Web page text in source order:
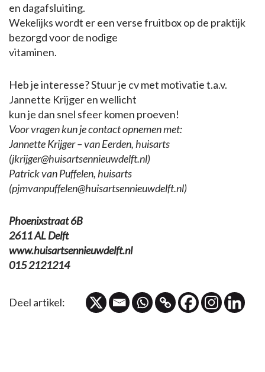
en dagafsluiting.
Wekelijks wordt er een verse fruitbox op de praktijk
bezorgd voor de nodige
vitaminen.
Heb je interesse? Stuur je cv met motivatie t.a.v.
Jannette Krijger en wellicht
kun je dan snel sfeer komen proeven!
Voor vragen kun je contact opnemen met:
Jannette Krijger – van Eerden, huisarts
(jkrijger@huisartsennieuwdelft.nl)
Patrick van Puffelen, huisarts
(pjmvanpuffelen@huisartsennieuwdelft.nl)
Phoenixstraat 6B
2611 AL Delft
www.huisartsennieuwdelft.nl
015 2121214
Deel artikel: